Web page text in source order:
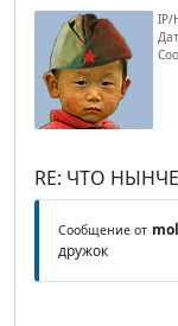
IP/
RE: ЧТО
Сообщение от
дружок